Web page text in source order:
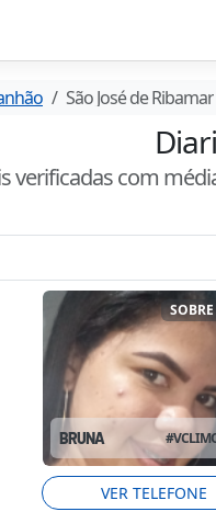
São José de Ribamar
verificadas com
BRUNA #
VER TELEFONE